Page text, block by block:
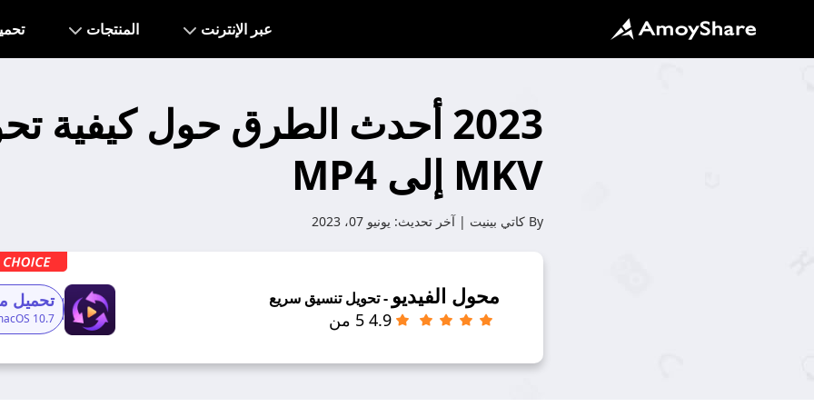
عبر الإنترنت المنتجات
2023 أحدث الطرق حول كيفية
MKV إلى MP4
By كاتي بينيت | آخر تحديث: يونيو 07، 2023
محول الفيديو - تحويل تنسيق سريع تحميل
10.7+